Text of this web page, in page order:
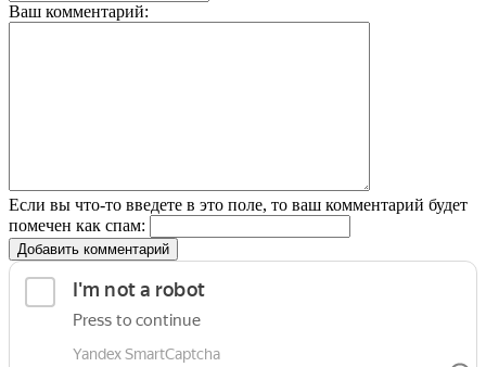
Ваш комментарий:
Если вы что-то введете в это поле, то ваш комментарий будет
помечен как спам:
Добавить комментарий